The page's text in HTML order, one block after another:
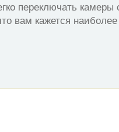
переключать камеры
вам кажется